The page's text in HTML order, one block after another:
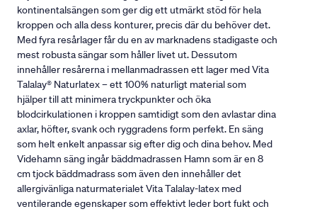
kontinentalsängen som ger dig ett utmärkt stöd för hela
kroppen och alla dess konturer, precis där du behöver det.
Med fyra resårlager får du en av marknadens stadigaste och
mest robusta sängar som håller livet ut. Dessutom
innehåller resårerna i mellanmadrassen ett lager med Vita
Talalay® Naturlatex – ett 100% naturligt material som
hjälper till att minimera tryckpunkter och öka
blodcirkulationen i kroppen samtidigt som den avlastar dina
axlar, höfter, svank och ryggradens form perfekt. En säng
som helt enkelt anpassar sig efter dig och dina behov. Med
Videhamn säng ingår bäddmadrassen Hamn som är en 8
cm tjock bäddmadrass som även den innehåller det
allergivänliga naturmaterialet Vita Talalay-latex med
ventilerande egenskaper som effektivt leder bort fukt och